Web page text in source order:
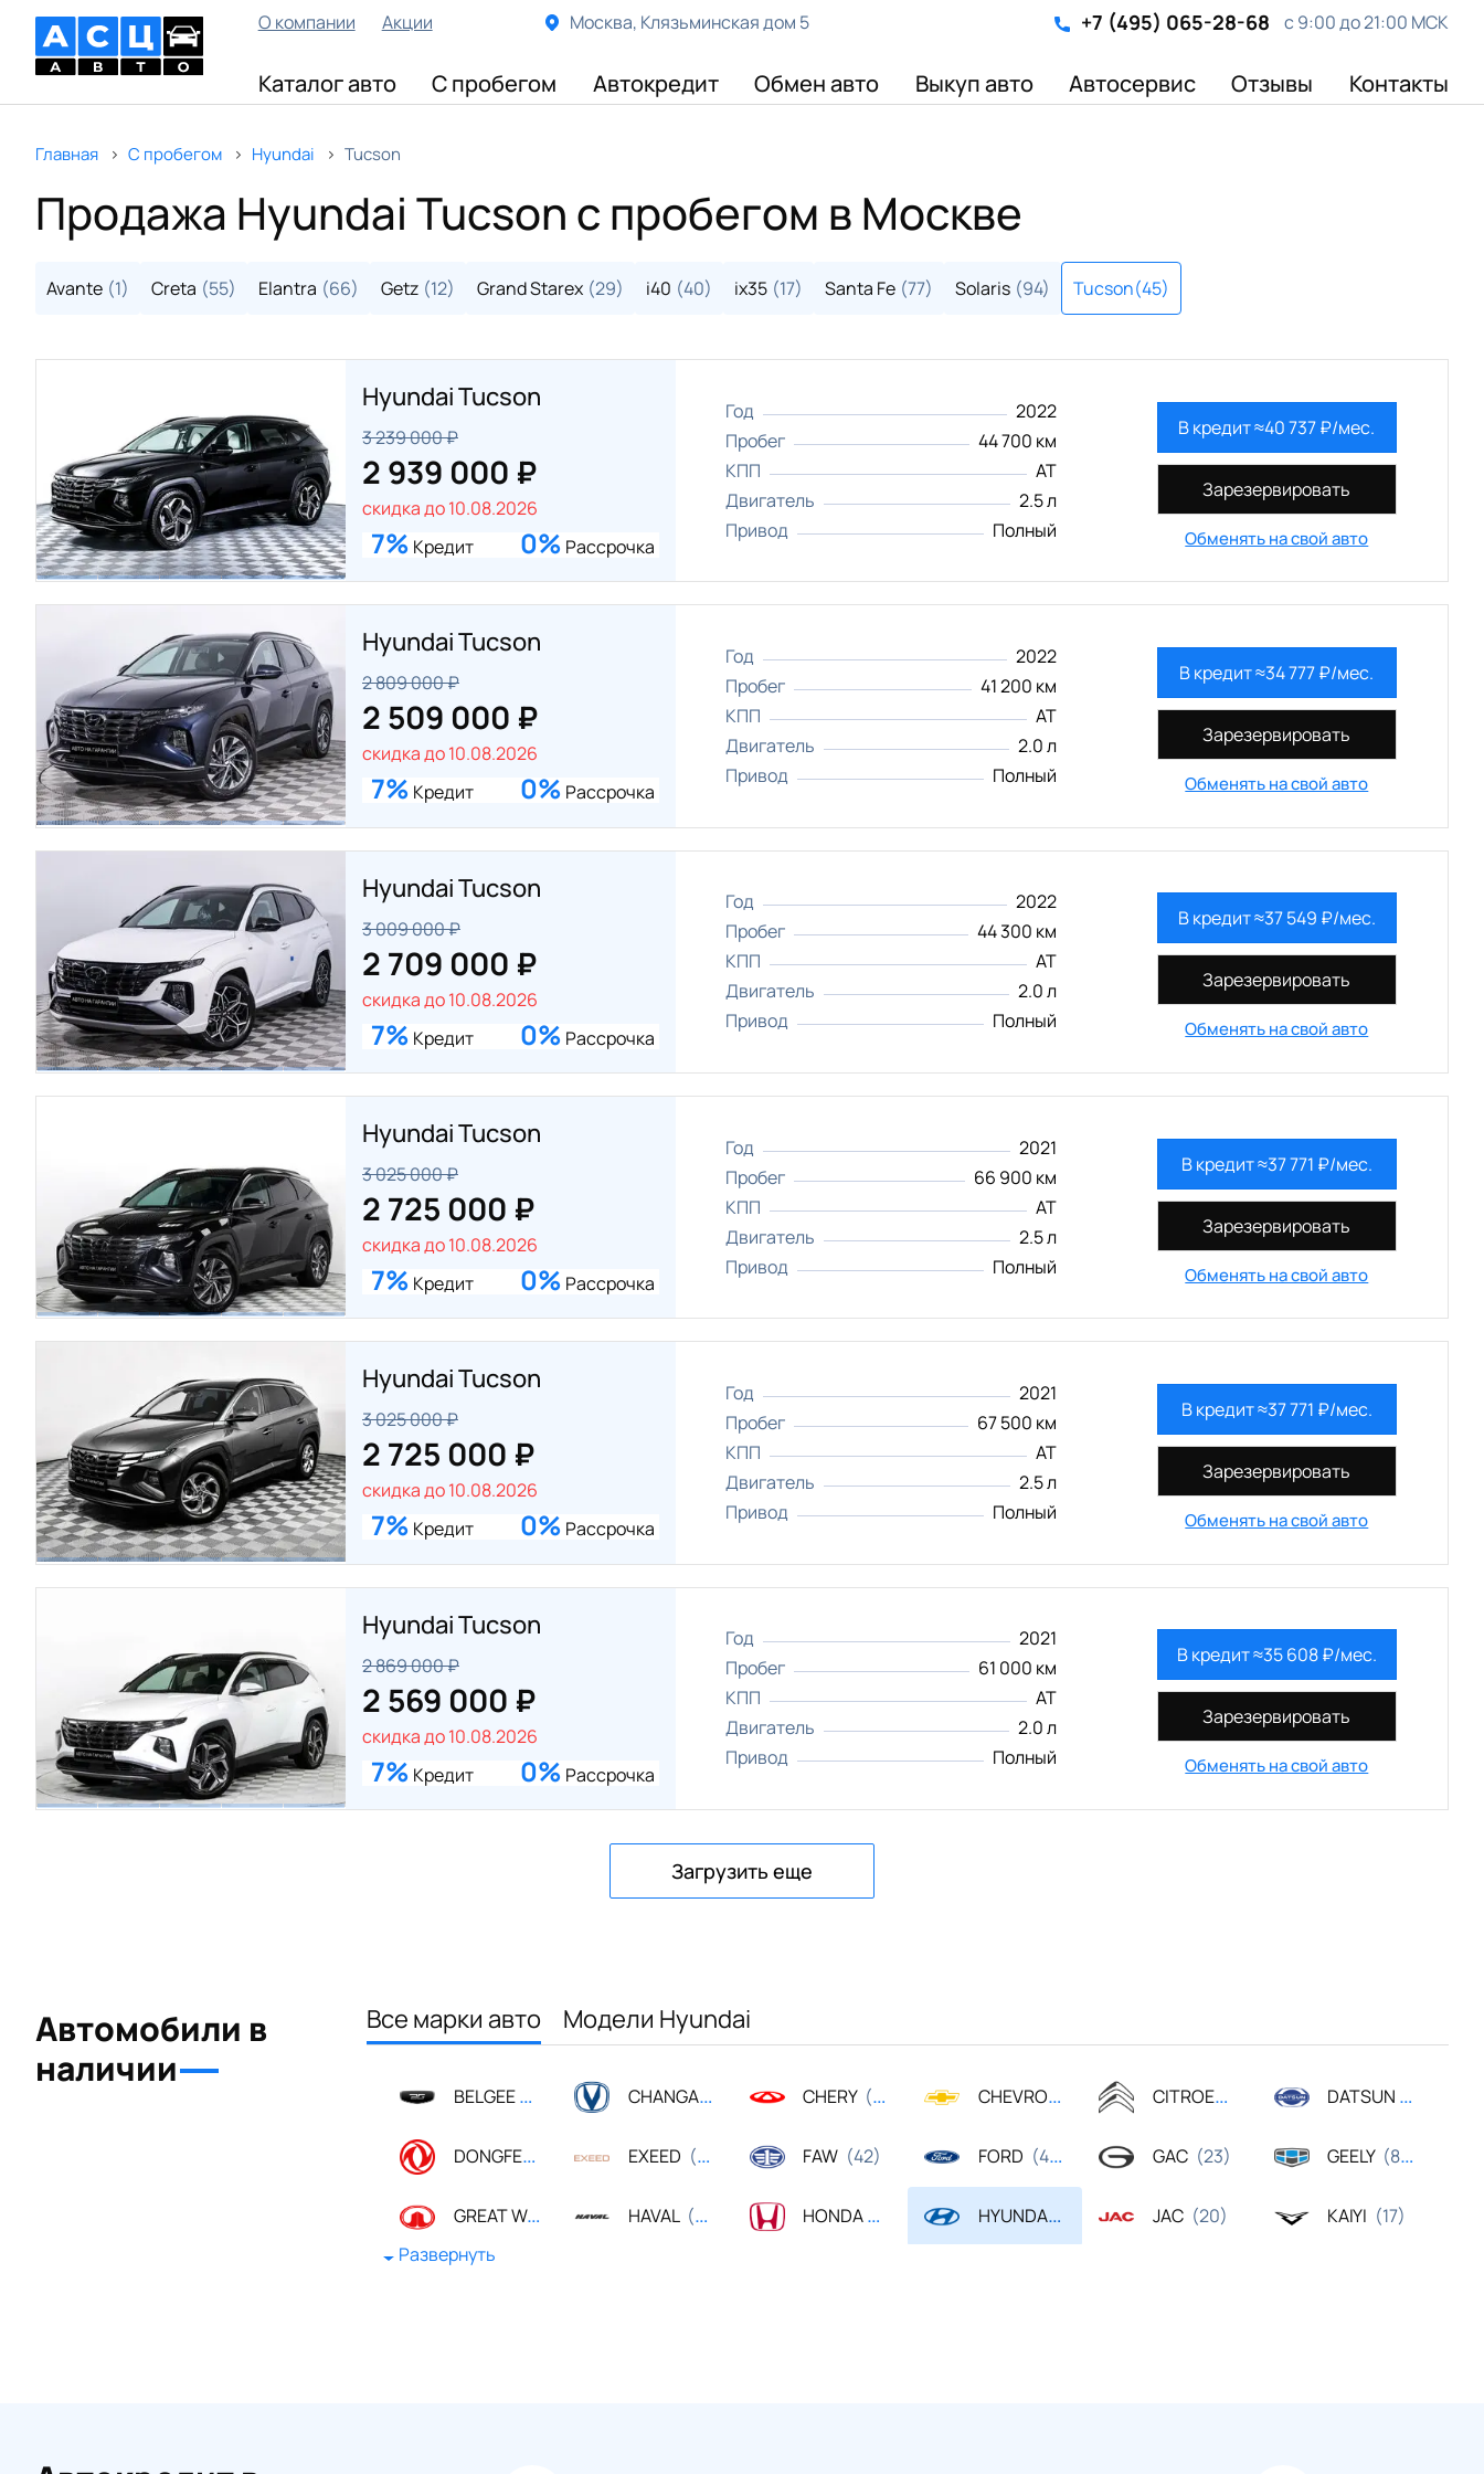
О компании Акции Москва, Клязьминская дом 5 +7 (495) 065-28-68 с 9:00 до 21:00 МСК
Каталог авто С пробегом Автокредит Обмен авто Выкуп авто Автосервис Отзывы Контакты
Главная С пробегом Hyundai Tucson
Продажа Hyundai Tucson с пробегом в Москве
Avante (1) Creta (55) Elantra (66) Getz (12) Grand Starex (29) i40 (40) ix35 (17) Santa Fe (77) Solaris (94) Tucson(45)
Hyundai Tucson
3 239 000 ₽
2 939 000 ₽
скидка до 10.08.2026
7% Кредит 0% Рассрочка
Год
2022
Пробег
44 700 км
КПП
AT
Двигатель
2.5 л
Привод
Полный
В кредит ≈40 737 ₽/мес.
Зарезервировать
Обменять на свой авто
Hyundai Tucson
2 809 000 ₽
2 509 000 ₽
скидка до 10.08.2026
7% Кредит 0% Рассрочка
Год
2022
Пробег
41 200 км
КПП
AT
Двигатель
2.0 л
Привод
Полный
В кредит ≈34 777 ₽/мес.
Зарезервировать
Обменять на свой авто
Hyundai Tucson
3 009 000 ₽
2 709 000 ₽
скидка до 10.08.2026
7% Кредит 0% Рассрочка
Год
2022
Пробег
44 300 км
КПП
AT
Двигатель
2.0 л
Привод
Полный
В кредит ≈37 549 ₽/мес.
Зарезервировать
Обменять на свой авто
Hyundai Tucson
3 025 000 ₽
2 725 000 ₽
скидка до 10.08.2026
7% Кредит 0% Рассрочка
Год
2021
Пробег
66 900 км
КПП
AT
Двигатель
2.5 л
Привод
Полный
В кредит ≈37 771 ₽/мес.
Зарезервировать
Обменять на свой авто
Hyundai Tucson
3 025 000 ₽
2 725 000 ₽
скидка до 10.08.2026
7% Кредит 0% Рассрочка
Год
2021
Пробег
67 500 км
КПП
AT
Двигатель
2.5 л
Привод
Полный
В кредит ≈37 771 ₽/мес.
Зарезервировать
Обменять на свой авто
Hyundai Tucson
2 869 000 ₽
2 569 000 ₽
скидка до 10.08.2026
7% Кредит 0% Рассрочка
Год
2021
Пробег
61 000 км
КПП
AT
Двигатель
2.0 л
Привод
Полный
В кредит ≈35 608 ₽/мес.
Зарезервировать
Обменять на свой авто
Загрузить еще
Автомобили в
наличии
Все марки авто Модели Hyundai
BELGEE (10) CHANGAN (74) CHERY (116) CHEVROLET (23) CITROEN DATSUN (44)
DONGFENG (19) EXEED (62) FAW (42) FORD (443) GAC (23) GEELY (83)
GREAT WALL (28) HAVAL (69) HONDA (99) HYUNDAI (436) JAC (20) KAIYI (17)
Развернуть